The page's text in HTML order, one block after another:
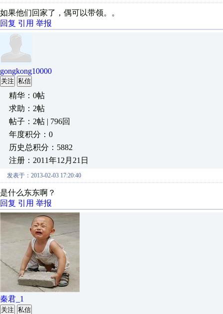
如果他们回家了，偶可以带领。。
回复 引用 举报
gongkong10000
关注 私信
精华：0帖
求助：2帖
帖子：2帖 | 796回
年度积分：0
历史总积分：5882
注册：2011年12月21日
发表于：2013-02-03 17:20:40
是什么东东啊？
回复 引用 举报
秦君_1
关注 私信